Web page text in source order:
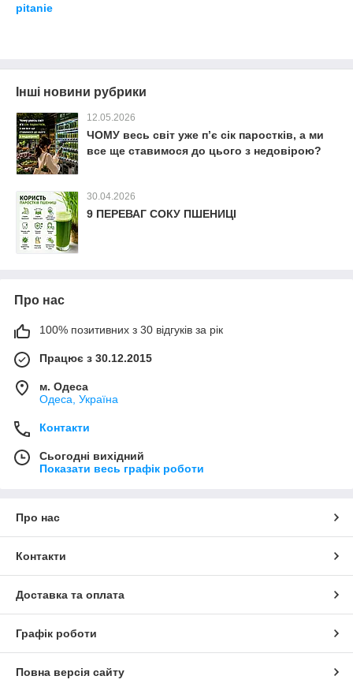
pitanie
Інші новини рубрики
12.05.2026
ЧОМУ весь світ уже п’є сік паростків, а ми
все ще ставимося до цього з недовірою?
30.04.2026
9 ПЕРЕВАГ СОКУ ПШЕНИЦІ
Про нас
100% позитивних з 30 відгуків за рік
Працює з 30.12.2015
м. Одеса
Одеса, Україна
Контакти
Сьогодні вихідний
Показати весь графік роботи
Про нас
Контакти
Доставка та оплата
Графік роботи
Повна версія сайту